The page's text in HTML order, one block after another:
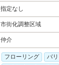
指定なし
市街化調整区域
仲介
フローリング バ